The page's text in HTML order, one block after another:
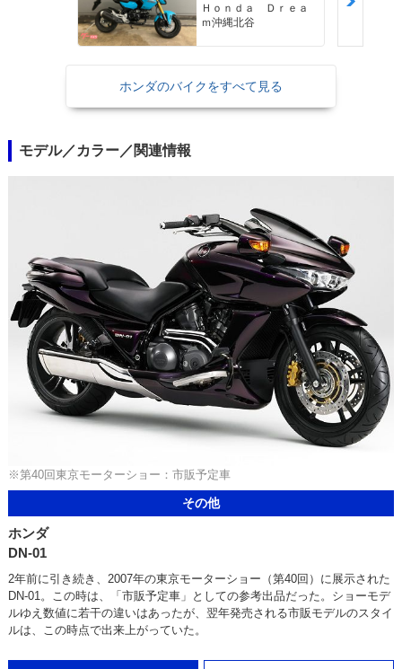
Ｈｏｎｄａ Ｄｒｅａ
ｍ沖縄北谷
ホンダのバイクをすべて見る
モデル／カラー／関連情報
※第40回東京モーターショー：市販予定車
その他
ホンダ
DN-01
2年前に引き続き、2007年の東京モーターショー（第40回）に展示された
DN-01。この時は、「市販予定車」としての参考出品だった。ショーモデ
ルゆえ数値に若干の違いはあったが、翌年発売される市販モデルのスタイ
ルは、この時点で出来上がっていた。